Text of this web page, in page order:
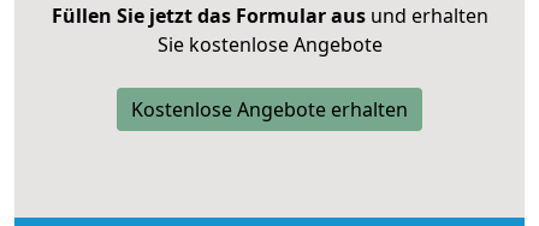
Füllen Sie jetzt das Formular ausund erhalten
Sie kostenlose Angebote
Kostenlose Angebote erhalten